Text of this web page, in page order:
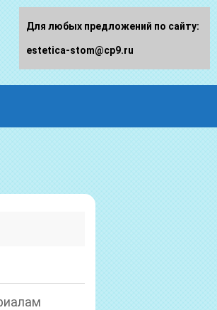
Для любых предложений по сайту:
estetica-stom@cp9.ru